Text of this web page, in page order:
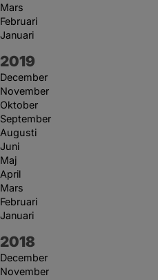
Mars
Februari
Januari
År:
2019
December
November
Oktober
September
Augusti
Juni
Maj
April
Mars
Februari
Januari
År:
2018
December
November